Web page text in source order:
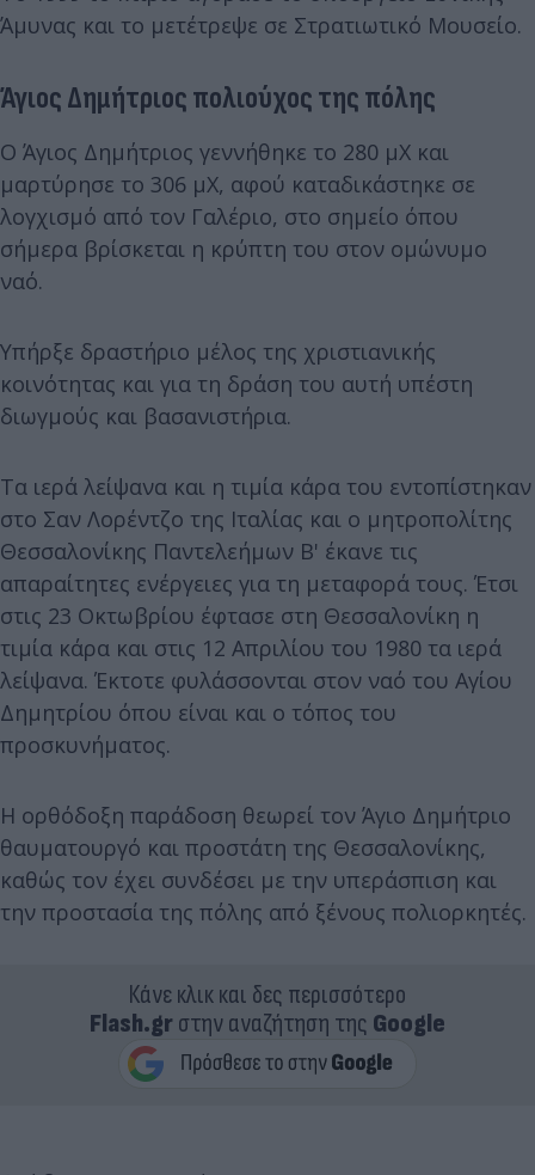
Άμυνας και το μετέτρεψε σε Στρατιωτικό Μουσείο.
Άγιος Δημήτριος πολιούχος της πόλης
Ο Άγιος Δημήτριος γεννήθηκε το 280 μΧ και
μαρτύρησε το 306 μΧ, αφού καταδικάστηκε σε
λογχισμό από τον Γαλέριο, στο σημείο όπου
σήμερα βρίσκεται η κρύπτη του στον ομώνυμο
ναό.
Υπήρξε δραστήριο μέλος της χριστιανικής
κοινότητας και για τη δράση του αυτή υπέστη
διωγμούς και βασανιστήρια.
Τα ιερά λείψανα και η τιμία κάρα του εντοπίστηκαν
στο Σαν Λορέντζο της Ιταλίας και ο μητροπολίτης
Θεσσαλονίκης Παντελεήμων Β' έκανε τις
απαραίτητες ενέργειες για τη μεταφορά τους. Έτσι
στις 23 Οκτωβρίου έφτασε στη Θεσσαλονίκη η
τιμία κάρα και στις 12 Απριλίου του 1980 τα ιερά
λείψανα. Έκτοτε φυλάσσονται στον ναό του Αγίου
Δημητρίου όπου είναι και ο τόπος του
προσκυνήματος.
Η ορθόδοξη παράδοση θεωρεί τον Άγιο Δημήτριο
θαυματουργό και προστάτη της Θεσσαλονίκης,
καθώς τον έχει συνδέσει με την υπεράσπιση και
την προστασία της πόλης από ξένους πολιορκητές.
Κάνε κλικ και δες περισσότερο
Flash.grστην αναζήτηση της Google